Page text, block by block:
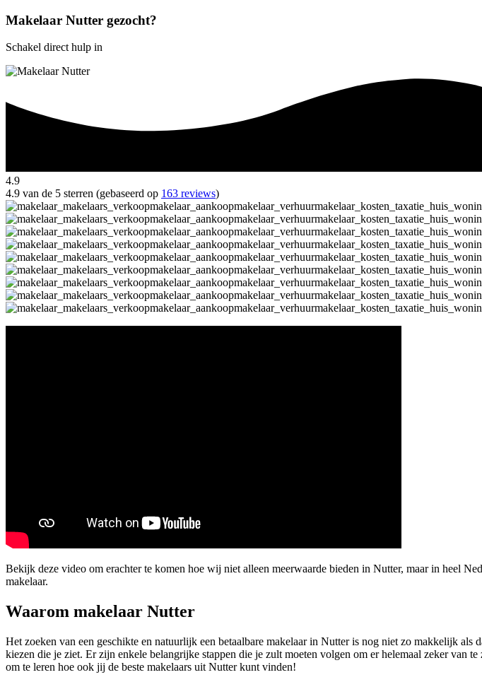
Makelaar Nutter gezocht?
Schakel direct hulp in
4.9
4.9 van de 5 sterren (gebaseerd op 163 reviews)
Bekijk deze video om erachter te komen hoe wij niet alleen meerwaarde bieden in Nutter, maar in heel
makelaar.
Waarom makelaar Nutter
Het zoeken van een geschikte en natuurlijk een betaalbare makelaar in Nutter is nog niet zo makkelijk als
kiezen die je ziet. Er zijn enkele belangrijke stappen die je zult moeten volgen om er helemaal zeker
om te leren hoe ook jij de beste makelaars uit Nutter kunt vinden!